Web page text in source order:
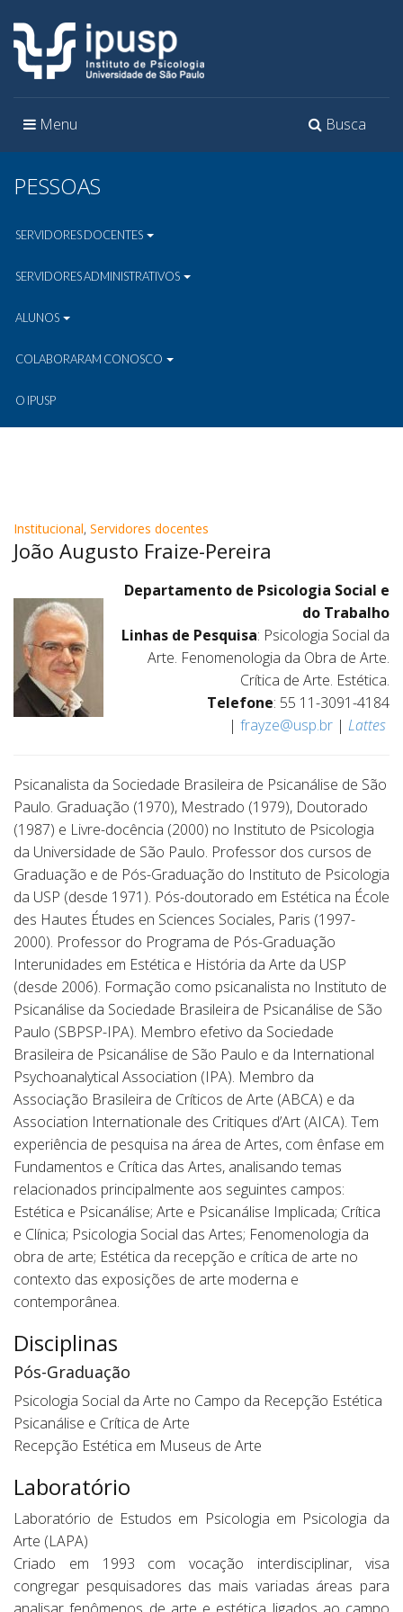
Toggle
Busca
Toggle
Menu
PESSOAS
SERVIDORES DOCENTES
SERVIDORES ADMINISTRATIVOS
ALUNOS
COLABORARAM CONOSCO
O IPUSP
Institucional, Servidores docentes
João Augusto Fraize-Pereira
Departamento de Psicologia Social e
do Trabalho
Linhas de Pesquisa: Psicologia Social da
Arte. Fenomenologia da Obra de Arte.
Crítica de Arte. Estética.
Telefone: 55 11-3091-4184
| frayze@usp.br | Lattes
Psicanalista da Sociedade Brasileira de Psicanálise de São
Paulo. Graduação (1970), Mestrado (1979), Doutorado
(1987) e Livre-docência (2000) no Instituto de Psicologia
da Universidade de São Paulo. Professor dos cursos de
Graduação e de Pós-Graduação do Instituto de Psicologia
da USP (desde 1971). Pós-doutorado em Estética na École
des Hautes Études en Sciences Sociales, Paris (1997-
2000). Professor do Programa de Pós-Graduação
Interunidades em Estética e História da Arte da USP
(desde 2006). Formação como psicanalista no Instituto de
Psicanálise da Sociedade Brasileira de Psicanálise de São
Paulo (SBPSP-IPA). Membro efetivo da Sociedade
Brasileira de Psicanálise de São Paulo e da International
Psychoanalytical Association (IPA). Membro da
Associação Brasileira de Críticos de Arte (ABCA) e da
Association Internationale des Critiques d’Art (AICA). Tem
experiência de pesquisa na área de Artes, com ênfase em
Fundamentos e Crítica das Artes, analisando temas
relacionados principalmente aos seguintes campos:
Estética e Psicanálise; Arte e Psicanálise Implicada; Crítica
e Clínica; Psicologia Social das Artes; Fenomenologia da
obra de arte; Estética da recepção e crítica de arte no
contexto das exposições de arte moderna e
contemporânea.
Disciplinas
Pós-Graduação
Psicologia Social da Arte no Campo da Recepção Estética
Psicanálise e Crítica de Arte
Recepção Estética em Museus de Arte
Laboratório
Laboratório de Estudos em Psicologia em Psicologia da
Arte (LAPA)
Criado em 1993 com vocação interdisciplinar, visa
congregar pesquisadores das mais variadas áreas para